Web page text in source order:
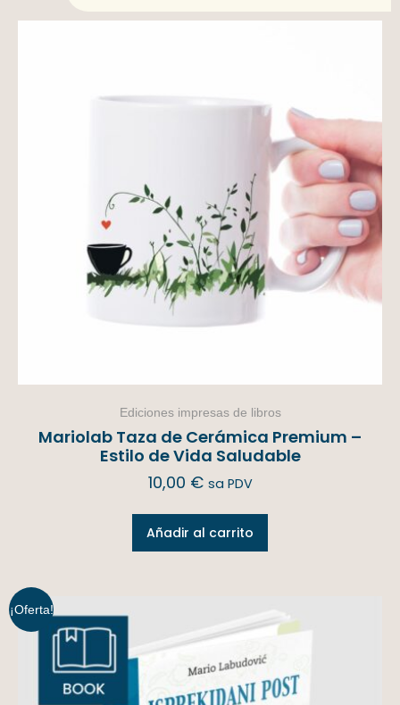
Ediciones impresas de libros
Mariolab Taza de Cerámica Premium –
Estilo de Vida Saludable
10,00 € sa PDV
Añadir al carrito
¡Oferta!